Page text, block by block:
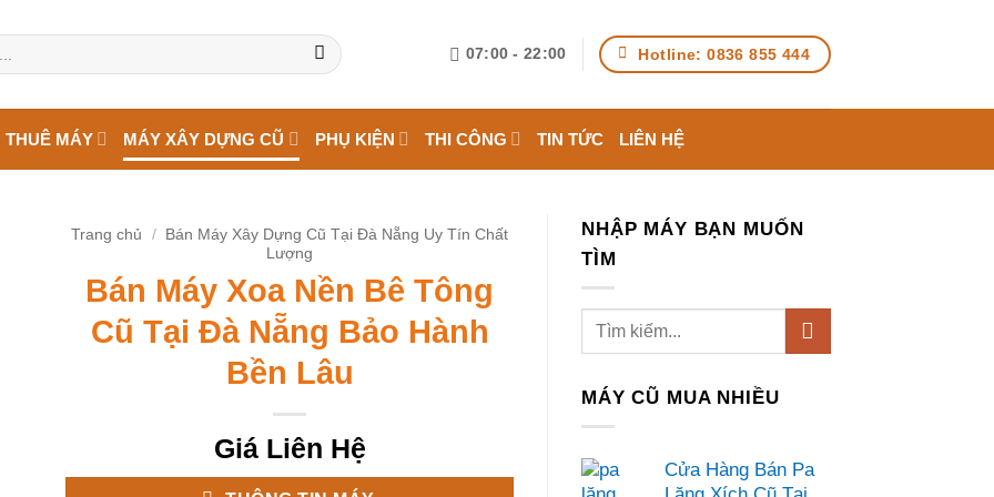
07:00 - 22:00 Hotline: 0836 855 444
THUÊ MÁY MÁY XÂY DỰNG CŨ PHỤ KIỆN THI CÔNG TIN TỨC LIÊN HỆ
Trang chủ / Bán Máy Xây Dựng Cũ Tại Đà Nẵng Uy Tín Chất
Lượng
Bán Máy Xoa Nền Bê Tông
Cũ Tại Đà Nẵng Bảo Hành
Bền Lâu
Giá Liên Hệ
NHẬP MÁY BẠN MUỐN
TÌM
MÁY CŨ MUA NHIỀU
Cửa Hàng Bán Pa